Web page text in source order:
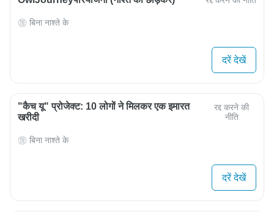
बिना नाश्ते के
दरें देखें
"कैच यू" प्रोजेक्ट: 10 लोगों ने मिलकर एक इमारत
खरीदी
रद्द करने की
नीति
बिना नाश्ते के
दरें देखें